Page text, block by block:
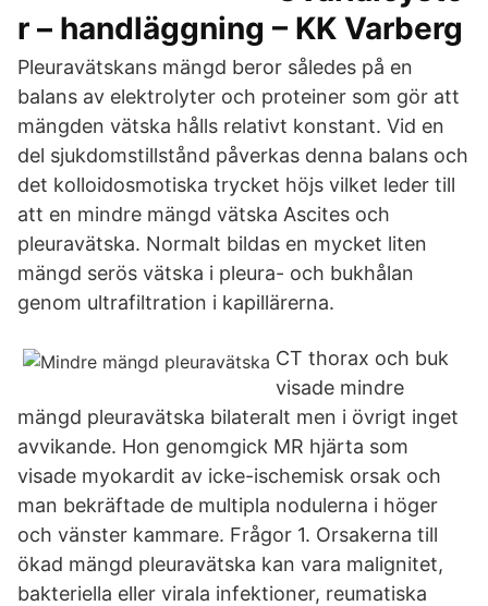
r – handläggning – KK Varberg
Pleuravätskans mängd beror således på en
balans av elektrolyter och proteiner som gör att
mängden vätska hålls relativt konstant. Vid en
del sjukdomstillstånd påverkas denna balans och
det kolloidosmotiska trycket höjs vilket leder till
att en mindre mängd vätska Ascites och
pleuravätska. Normalt bildas en mycket liten
mängd serös vätska i pleura- och bukhålan
genom ultrafiltration i kapillärerna.
CT thorax och buk
visade mindre
mängd pleuravätska bilateralt men i övrigt inget
avvikande. Hon genomgick MR hjärta som
visade myokardit av icke-ischemisk orsak och
man bekräftade de multipla nodulerna i höger
och vänster kammare. Frågor 1. Orsakerna till
ökad mängd pleuravätska kan vara malignitet,
bakteriella eller virala infektioner, reumatiska